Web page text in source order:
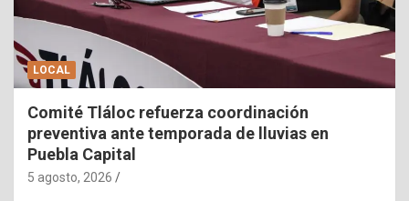
LOCAL
Comité Tláloc refuerza coordinación
preventiva ante temporada de lluvias en
Puebla Capital
5 agosto, 2026